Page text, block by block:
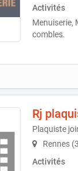
Activités
Menuiserie,
combles.
Rj
Plaquiste
Rennes
Activités